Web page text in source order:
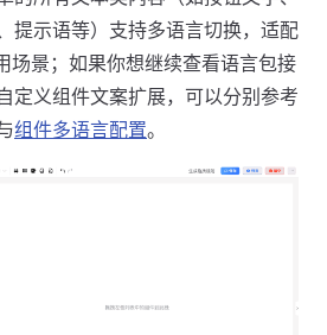
提示语等）支持多语言切换，适配
场景；如果你想继续查看语言包接
定义组件文案扩展，可以分别参考
组件多语言配置。